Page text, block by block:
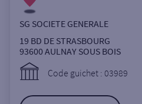
Ville / Code postal
SG SOCIETE GENERALE
19 BD DE STRASBOURG
93600AULNAY SOUS BOIS
Code guichet : 03989